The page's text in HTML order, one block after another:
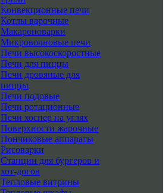
Конвекционные печи
Котлы варочные
Макароноварки
Микроволновые печи
Печи высокоскоростные
Печи для пиццы
Печи дровяные для
пиццы
Печи подовые
Печи ротационные
Печи хоспер на углях
Поверхности жарочные
Пончиковые аппараты
Рисоварки
Станции для бургеров и
хот-догов
Тепловые витрины